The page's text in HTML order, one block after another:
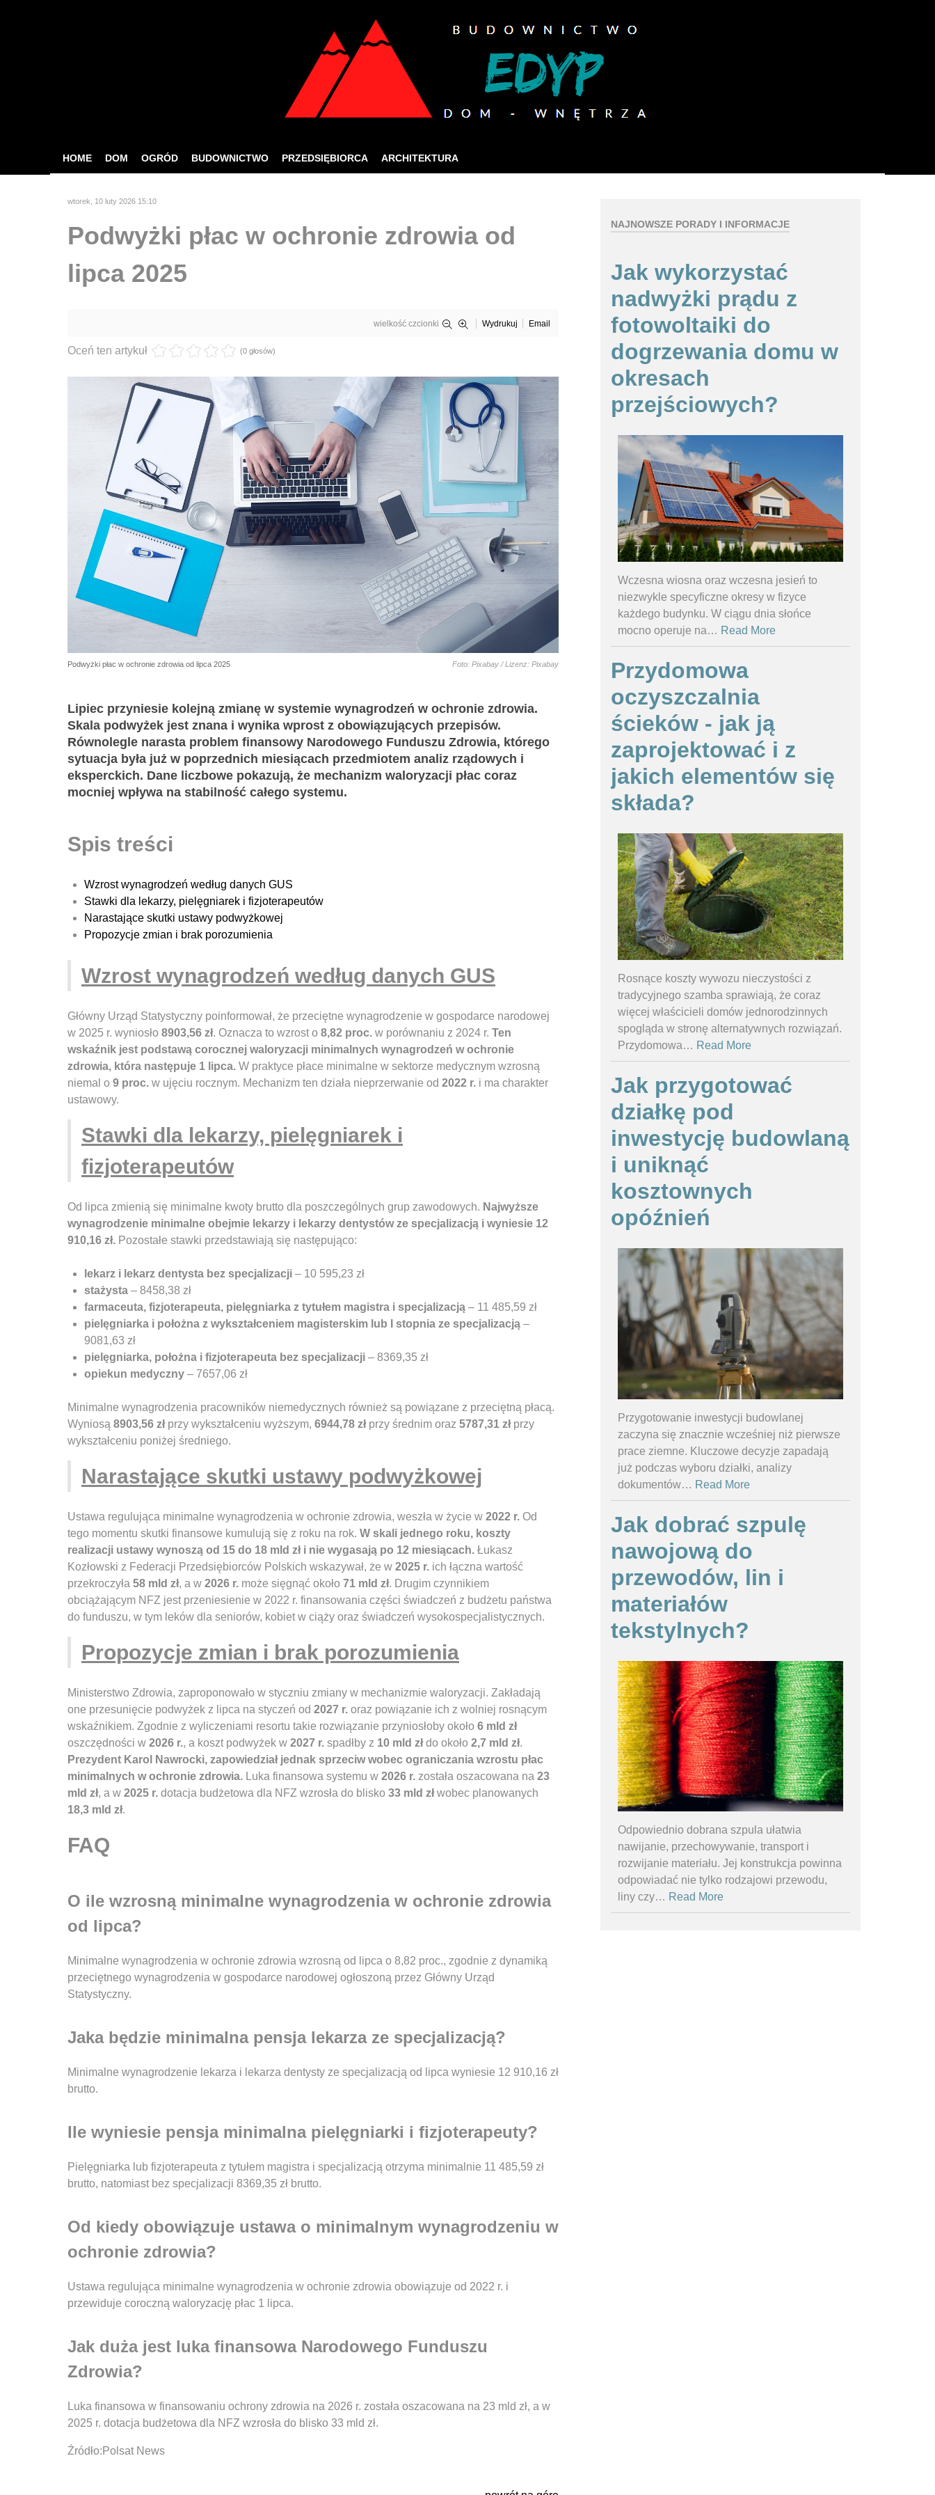
HOME DOM OGRÓD BUDOWNICTWO PRZEDSIĘBIORCA ARCHITEKTURA
wtorek, 10 luty 2026 15:10
Podwyżki płac w ochronie zdrowia od
lipca 2025
wielkość czcionki Wydrukuj Email
Oceń ten artykuł (0 głosów)
Podwyżki płac w ochronie zdrowia od lipca 2025 Foto: Pixabay / Lizenz: Pixabay
Lipiec przyniesie kolejną zmianę w systemie wynagrodzeń w ochronie zdrowia.
Skala podwyżek jest znana i wynika wprost z obowiązujących przepisów.
Równolegle narasta problem finansowy Narodowego Funduszu Zdrowia, którego
sytuacja była już w poprzednich miesiącach przedmiotem analiz rządowych i
eksperckich. Dane liczbowe pokazują, że mechanizm waloryzacji płac coraz
mocniej wpływa na stabilność całego systemu.
Spis treści
Wzrost wynagrodzeń według danych GUS
Stawki dla lekarzy, pielęgniarek i fizjoterapeutów
Narastające skutki ustawy podwyżkowej
Propozycje zmian i brak porozumienia
Wzrost wynagrodzeń według danych GUS
Główny Urząd Statystyczny poinformował, że przeciętne wynagrodzenie w gospodarce narodowej
w 2025 r. wyniosło 8903,56 zł. Oznacza to wzrost o 8,82 proc. w porównaniu z 2024 r. Ten
wskaźnik jest podstawą corocznej waloryzacji minimalnych wynagrodzeń w ochronie
zdrowia, która następuje 1 lipca. W praktyce płace minimalne w sektorze medycznym wzrosną
niemal o 9 proc. w ujęciu rocznym. Mechanizm ten działa nieprzerwanie od 2022 r. i ma charakter
ustawowy.
Stawki dla lekarzy, pielęgniarek i
fizjoterapeutów
Od lipca zmienią się minimalne kwoty brutto dla poszczególnych grup zawodowych. Najwyższe
wynagrodzenie minimalne obejmie lekarzy i lekarzy dentystów ze specjalizacją i wyniesie 12
910,16 zł. Pozostałe stawki przedstawiają się następująco:
lekarz i lekarz dentysta bez specjalizacji – 10 595,23 zł
stażysta – 8458,38 zł
farmaceuta, fizjoterapeuta, pielęgniarka z tytułem magistra i specjalizacją – 11 485,59 zł
pielęgniarka i położna z wykształceniem magisterskim lub I stopnia ze specjalizacją –
9081,63 zł
pielęgniarka, położna i fizjoterapeuta bez specjalizacji – 8369,35 zł
opiekun medyczny – 7657,06 zł
Minimalne wynagrodzenia pracowników niemedycznych również są powiązane z przeciętną płacą.
Wyniosą 8903,56 złprzy wykształceniu wyższym, 6944,78 złprzy średnim oraz 5787,31 złprzy
wykształceniu poniżej średniego.
Narastające skutki ustawy podwyżkowej
Ustawa regulująca minimalne wynagrodzenia w ochronie zdrowia, weszła w życie w 2022 r. Od
tego momentu skutki finansowe kumulują się z roku na rok. W skali jednego roku, koszty
realizacji ustawy wynoszą od 15 do 18 mld zł i nie wygasają po 12 miesiącach. Łukasz
Kozłowski z Federacji Przedsiębiorców Polskich wskazywał, że w 2025 r. ich łączna wartość
przekroczyła 58 mld zł, a w 2026 r. może sięgnąć około 71 mld zł. Drugim czynnikiem
obciążającym NFZ jest przeniesienie w 2022 r. finansowania części świadczeń z budżetu państwa
do funduszu, w tym leków dla seniorów, kobiet w ciąży oraz świadczeń wysokospecjalistycznych.
Propozycje zmian i brak porozumienia
Ministerstwo Zdrowia, zaproponowało w styczniu zmiany w mechanizmie waloryzacji. Zakładają
one przesunięcie podwyżek z lipca na styczeń od 2027 r. oraz powiązanie ich z wolniej rosnącym
wskaźnikiem. Zgodnie z wyliczeniami resortu takie rozwiązanie przyniosłoby około 6 mld zł
oszczędności w 2026 r., a koszt podwyżek w 2027 r. spadłby z 10 mld złdo około 2,7 mld zł.
Prezydent Karol Nawrocki, zapowiedział jednak sprzeciw wobec ograniczania wzrostu płac
minimalnych w ochronie zdrowia. Luka finansowa systemu w 2026 r. została oszacowana na 23
mld zł, a w 2025 r. dotacja budżetowa dla NFZ wzrosła do blisko 33 mld złwobec planowanych
18,3 mld zł.
FAQ
O ile wzrosną minimalne wynagrodzenia w ochronie zdrowia
od lipca?
Minimalne wynagrodzenia w ochronie zdrowia wzrosną od lipca o 8,82 proc., zgodnie z dynamiką
przeciętnego wynagrodzenia w gospodarce narodowej ogłoszoną przez Główny Urząd
Statystyczny.
Jaka będzie minimalna pensja lekarza ze specjalizacją?
Minimalne wynagrodzenie lekarza i lekarza dentysty ze specjalizacją od lipca wyniesie 12 910,16 zł
brutto.
Ile wyniesie pensja minimalna pielęgniarki i fizjoterapeuty?
Pielęgniarka lub fizjoterapeuta z tytułem magistra i specjalizacją otrzyma minimalnie 11 485,59 zł
brutto, natomiast bez specjalizacji 8369,35 zł brutto.
Od kiedy obowiązuje ustawa o minimalnym wynagrodzeniu w
ochronie zdrowia?
Ustawa regulująca minimalne wynagrodzenia w ochronie zdrowia obowiązuje od 2022 r. i
przewiduje coroczną waloryzację płac 1 lipca.
Jak duża jest luka finansowa Narodowego Funduszu
Zdrowia?
Luka finansowa w finansowaniu ochrony zdrowia na 2026 r. została oszacowana na 23 mld zł, a w
2025 r. dotacja budżetowa dla NFZ wzrosła do blisko 33 mld zł.
Źródło:Polsat News
NAJNOWSZE PORADY I INFORMACJE
Jak wykorzystać
nadwyżki prądu z
fotowoltaiki do
dogrzewania domu w
okresach
przejściowych?
Wczesna wiosna oraz wczesna jesień to
niezwykle specyficzne okresy w fizyce
każdego budynku. W ciągu dnia słońce
mocno operuje na… Read More
Przydomowa
oczyszczalnia
ścieków - jak ją
zaprojektować i z
jakich elementów się
składa?
Rosnące koszty wywozu nieczystości z
tradycyjnego szamba sprawiają, że coraz
więcej właścicieli domów jednorodzinnych
spogląda w stronę alternatywnych rozwiązań.
Przydomowa… Read More
Jak przygotować
działkę pod
inwestycję budowlaną
i uniknąć
kosztownych
opóźnień
Przygotowanie inwestycji budowlanej
zaczyna się znacznie wcześniej niż pierwsze
prace ziemne. Kluczowe decyzje zapadają
już podczas wyboru działki, analizy
dokumentów… Read More
Jak dobrać szpulę
nawojową do
przewodów, lin i
materiałów
tekstylnych?
Odpowiednio dobrana szpula ułatwia
nawijanie, przechowywanie, transport i
rozwijanie materiału. Jej konstrukcja powinna
odpowiadać nie tylko rodzajowi przewodu,
liny czy… Read More
Jeśli korzystasz z naszej strony internetowej, wyrażasz zgodę na używanie naszych plików cookies.
Rozumiem